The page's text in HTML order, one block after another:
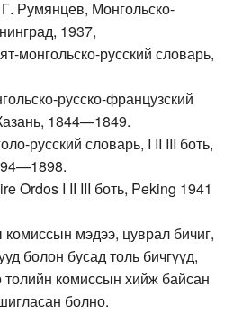
Румянцев, Монгольско-
1937,
монгольско-русский словарь,
русско-французский
1844—1849.
русский словарь, I II III боть,
Ordos I II III боть, Peking 1941
мэдээ, цуврал бичиг,
болон бусад толь бичгүүд,
толийн комиссын хийж байсан
болно.